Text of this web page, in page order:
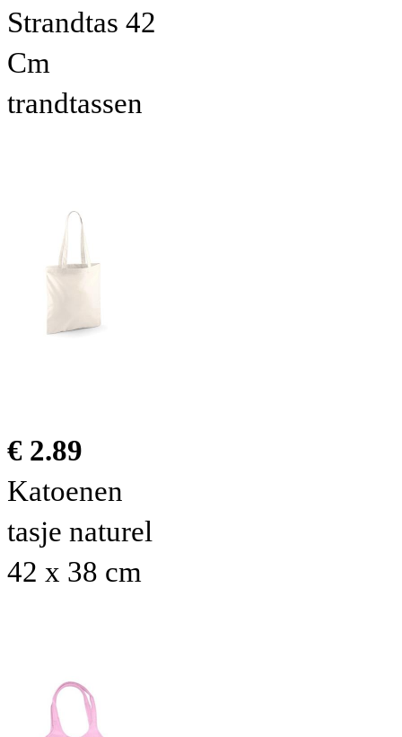
Strandtas 42
Cm
trandtassen
€ 2.89
Katoenen
tasje naturel
42 x 38 cm